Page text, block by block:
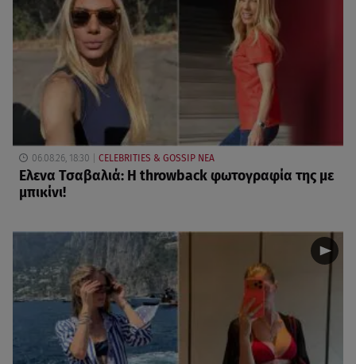
06.08.26, 18:30 CELEBRITIES & GOSSIP ΝΕΑ
Ελενα Τσαβαλιά: Η throwback φωτογραφία της με
μπικίνι!